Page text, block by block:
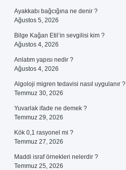
Ayakkabı bağcığına ne denir ?
Ağustos 5, 2026
Bilge Kağan Etil’in sevgilisi kim ?
Ağustos 4, 2026
Anlatım yapısı nedir ?
Ağustos 4, 2026
Algoloji migren tedavisi nasıl uygulanır ?
Temmuz 30, 2026
Yuvarlak ifade ne demek ?
Temmuz 29, 2026
Kök 0,1 rasyonel mi ?
Temmuz 27, 2026
Maddi israf örnekleri nelerdir ?
Temmuz 25, 2026